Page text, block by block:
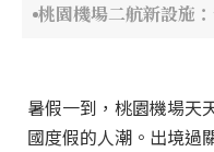
桃園機場二航新設施
暑假一到，桃園機場天
國度假的人潮。出境過